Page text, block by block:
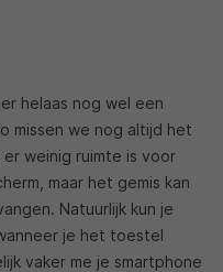
helaas nog wel een
missen we nog altijd het
weinig ruimte is voor
maar het gemis kan
Natuurlijk kun je
je het toestel
vaker me je smartphone